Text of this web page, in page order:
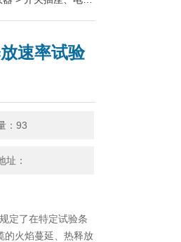
速率试验
：93
址：
定了在特定试验条
的火焰蔓延、热释放